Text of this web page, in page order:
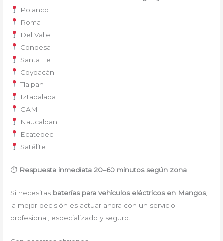
Polanco
Roma
Del Valle
Condesa
Santa Fe
Coyoacán
Tlalpan
Iztapalapa
GAM
Naucalpan
Ecatepec
Satélite
⏱ Respuesta inmediata 20–60 minutos según zona
Si necesitas baterías para vehículos eléctricos en Mangos,
la mejor decisión es actuar ahora con un servicio
profesional, especializado y seguro.